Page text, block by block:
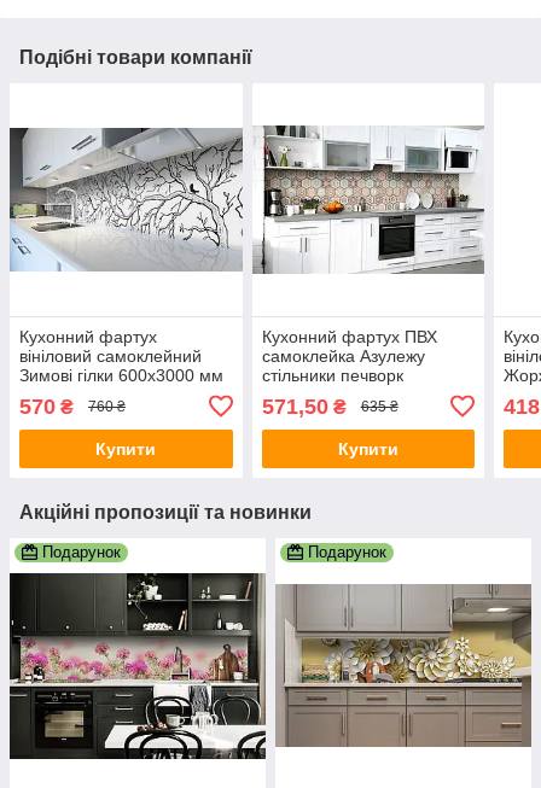
Подібні товари компанії
Кухонний фартух
вініловий самоклейний
Зимові гілки 600х3000 мм
Pocket Z181783
570 ₴ 760 ₴
Купити
Кухонний фартух ПВХ
самоклейка Азулежу
стільники печворк
стіну Happy Pocket
Z183671
571,50₴ 635 ₴
Купити
418
Акційні пропозиції та новинки
Подарунок Подарунок